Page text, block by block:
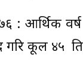
: आर्थिक
गरि कूल ४५